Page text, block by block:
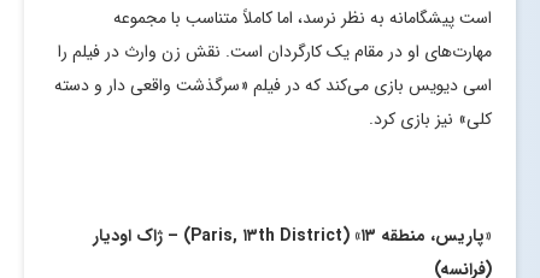
است پیشگامانه به نظر نرسد، اما کاملاً متناسب با مجموعه
مهارت‌های او در مقام یک کارگردان است. نقش زن وارث در فیلم را
اسی دیویس بازی می‌کند که در فیلم «سرگذشت واقعی دار و دسته
کلی» نیز بازی کرد.
«پاریس، منطقه ۱۳» ( Paris, ۱۳th District
) – ژاک اودیار
(فرانسه)